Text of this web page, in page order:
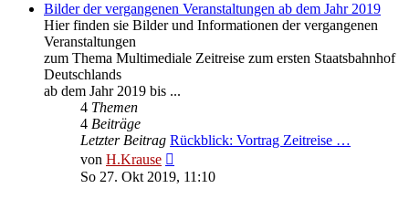
Bilder der vergangenen Veranstaltungen ab dem Jahr 2019
Hier finden sie Bilder und Informationen der vergangenen
Veranstaltungen
zum Thema Multimediale Zeitreise zum ersten Staatsbahnhof
Deutschlands
ab dem Jahr 2019 bis ...
4 Themen
4 Beiträge
Letzter Beitrag Rückblick: Vortrag Zeitreise …
von H.Krause
Beitrag
So 27. Okt 2019, 11:10